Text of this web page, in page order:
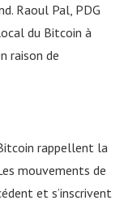
Raoul Pal, PDG
du Bitcoin à
raison de
rappellent la
mouvements de
et s’inscrivent